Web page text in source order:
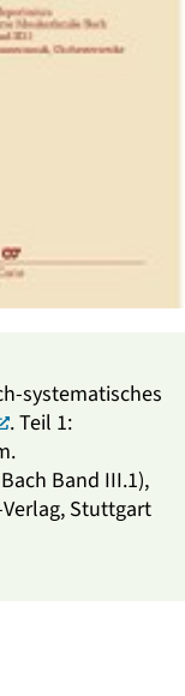
systematisches
. Teil 1:
Band III.1),
Stuttgart